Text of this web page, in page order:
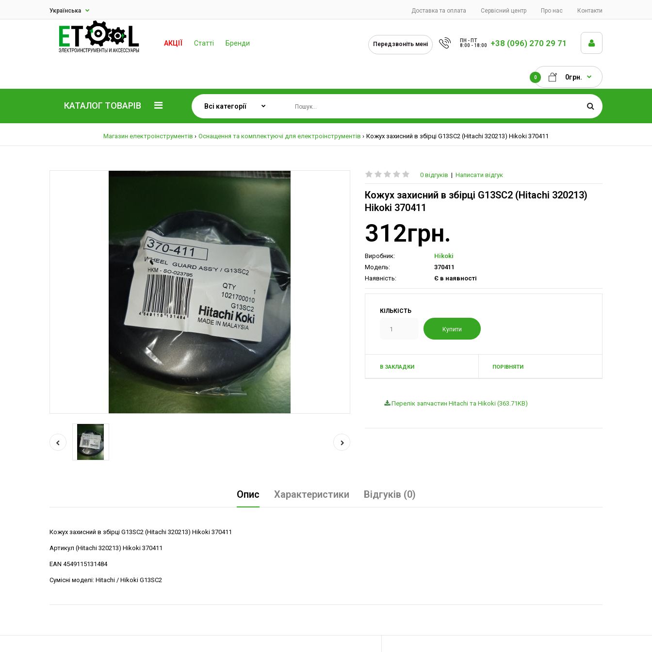
Доставка та оплата Сервісний центр Про нас Контакти
Українська
АКЦІЇ Статті Бренди Передзвоніть мені
ПН - ПТ
8:00 - 18:00
+38 (096) 270 29 71
0 0грн.
КАТАЛОГ ТОВАРІВ
Магазин електроінструментів Оснащення та комплектуючі для електроінструментів Кожух захисний в збірці G13SC2 (Hitachi 320213) Hikoki 370411
0 відгуків | Написати відгук
Кожух захисний в збірці G13SC2 (Hitachi 320213)
Hikoki 370411
312грн.
Виробник:
Hikoki
Модель:
370411
Наявність:
Є в наявності
КІЛЬКІСТЬ
В ЗАКЛАДКИ ПОРІВНЯТИ
Перелік запчастин Hitachi та Hikoki (363.71KB)
Опис Характеристики Відгуків (0)
Кожух захисний в збірці G13SC2 (Hitachi 320213) Hikoki 370411
Артикул (Hitachi 320213) Hikoki 370411
EAN 4549115131484
Сумісні моделі: Hitachi / Hikoki G13SC2